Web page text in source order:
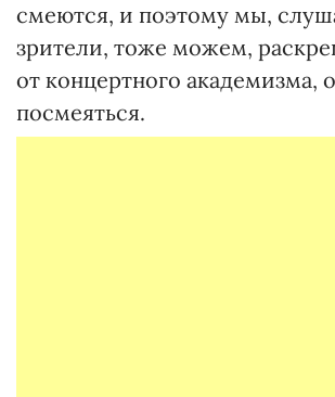
смеются, и поэтому мы,
зрители, тоже можем,
от концертного академизма,
посмеяться.